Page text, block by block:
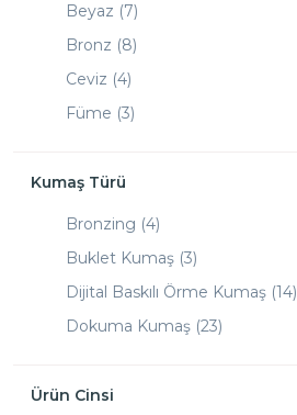
Beyaz (7)
Bronz (8)
Ceviz (4)
Füme (3)
Meşe (30)
Sarı (5)
Sarı Ayak (3)
Siyah (6)
Venge (2)
Kumaş Türü
Bronzing (4)
Buklet Kumaş (3)
Dijital Baskılı Örme Kumaş (14)
Dokuma Kumaş (23)
Keten Dokulu Kumaş (5)
Ürün Cinsi